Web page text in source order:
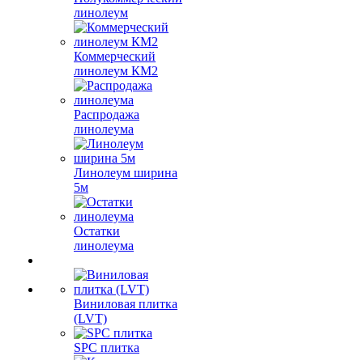
линолеум
Коммерческий
линолеум КМ2
Распродажа
линолеума
Линолеум ширина
5м
Остатки
линолеума
Виниловая плитка
(LVT)
SPC плитка